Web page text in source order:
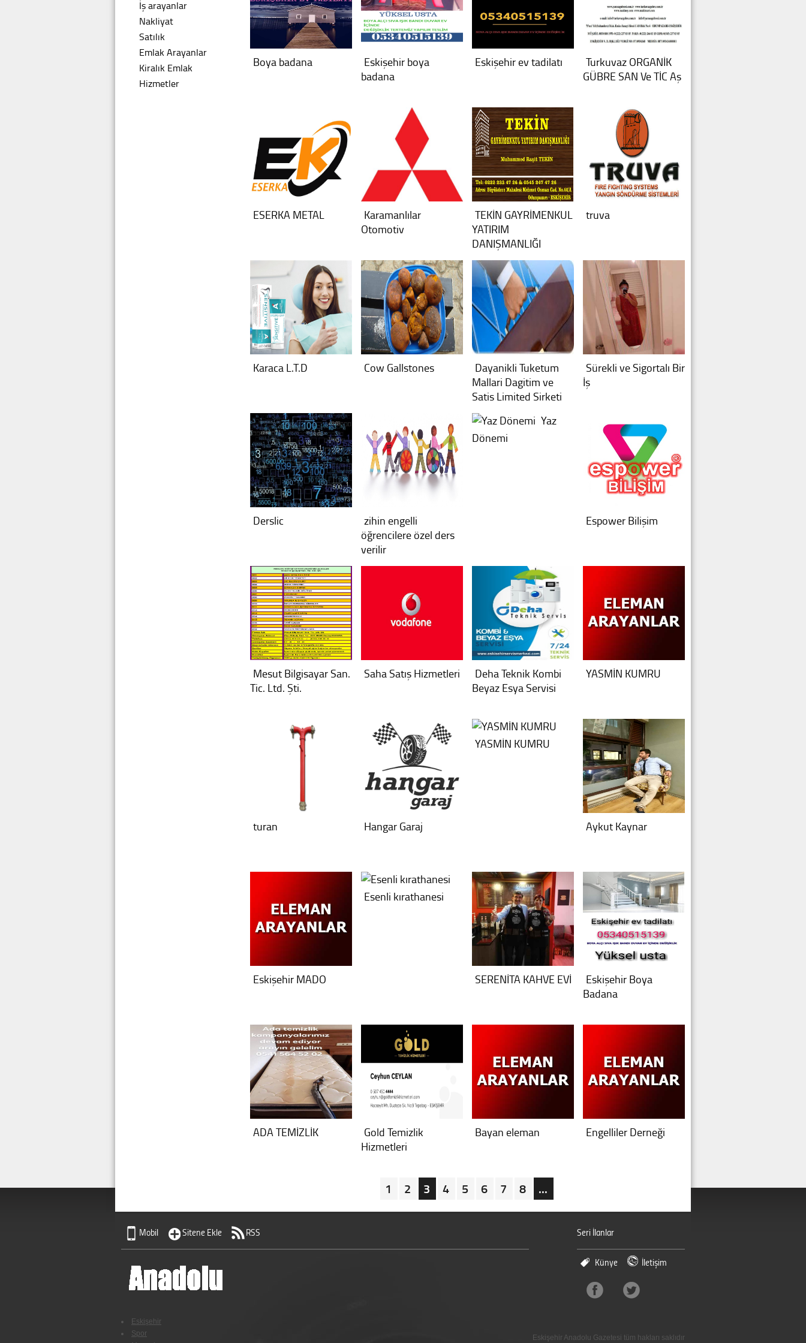
İş arayanlar
Nakliyat
Satılık
Emlak Arayanlar
Kiralık Emlak
Hizmetler
Boya badana
Eskişehir boya
badana
Eskişehir ev tadilatı
Turkuvaz ORGANİK
GÜBRE SAN Ve TİC Aş
ESERKA METAL
Karamanlılar
Otomotiv
TEKİN GAYRİMENKUL
YATIRIM
DANIŞMANLIĞI
truva
Karaca L.T.D Cow Gallstones
Dayanikli Tuketum
Mallari Dagitim ve
Satis Limited Sirketi
Sürekli ve Sigortalı Bir
İş
Derslic
zihin engelli
öğrencilere özel ders
verilir
Yaz
Dönemi
Espower Bilişim
Mesut Bilgisayar San.
Tic. Ltd. Şti.
Saha Satış Hizmetleri
Deha Teknik Kombi
Beyaz Esya Servisi
YASMİN KUMRU
turan Hangar Garaj
YASMİN KUMRU
Aykut Kaynar
Eskişehir MADO
Esenli kırathanesi
SERENİTA KAHVE EVİ
Eskişehir Boya
Badana
ADA TEMİZLİK
Gold Temizlik
Hizmetleri
Bayan eleman Engelliler Derneği
1 2 3 4 5 6 7 8 ...
Mobil Sitene Ekle RSS Seri İlanlar
Künye İletişim
Eskişehir
Spor
Eskişehir Anadolu Gazetesi tüm hakları saklıdır